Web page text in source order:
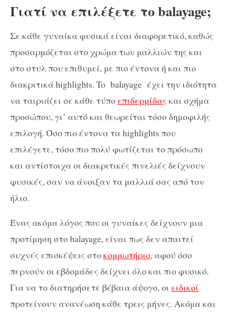
Γιατί να επιλέξετε το balayage;
Σε κάθε γυναίκα φυσικά είναι διαφορετικό, καθώς
προσαρμόζεται στο χρώμα των μαλλιών της και
στο στυλ που επιθυμεί, με πιο έντονα ή και πιο
διακριτικά highlights. To balayage έχει την ιδιότητα
να ταιριάζει σε κάθε τύποεπιδερμίδας και σχήμα
προσώπου, γι’ αυτό και θεωρείται τόσο δημοφιλής
επιλογή. Όσο πιο έντονα τα highlights που
επιλέγετε, τόσο πιο πολύ φωτίζεται το πρόσωπο
και αντίστοιχα οι διακριτικές πινελιές δείχνουν
φυσικές, σαν να άνοιξαν τα μαλλιά σας από τον
ήλιο.
Ένας ακόμα λόγος που οι γυναίκες δείχνουν μια
προτίμηση στο balayage, είναι πως δεν απαιτεί
συχνές επισκέψεις στοκομμωτήριο, αφού όσο
περνούν οι εβδομάδες δείχνει όλο και πιο φυσικό.
Για να το διατηρήσετε βέβαια άψογο, οι ειδικοί
προτείνουν ανανέωση κάθε τρεις μήνες. Ακόμα και